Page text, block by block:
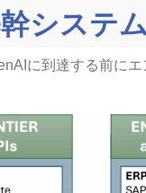
システ
に到達する前に